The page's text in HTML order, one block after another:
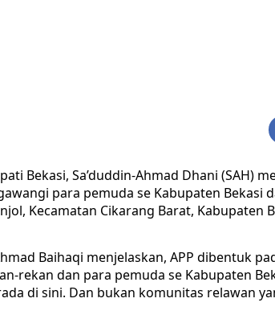
Bekasi, Sa’duddin-Ahmad Dhani (SAH)
para pemuda se Kabupaten Bekasi
Kecamatan Cikarang Barat, Kabupaten
Baihaqi menjelaskan, APP dibentuk
rekan dan para pemuda se Kabupaten
di sini. Dan bukan komunitas relawan